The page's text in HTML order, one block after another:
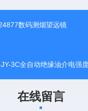
数码测烟望远镜
JY-3C全自动绝缘油介电强
在线留言